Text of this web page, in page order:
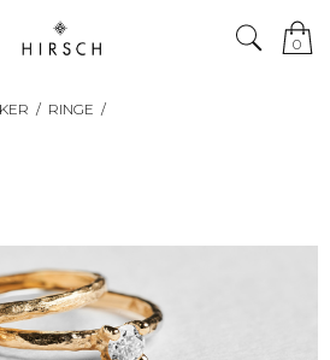
0
/ RINGE /